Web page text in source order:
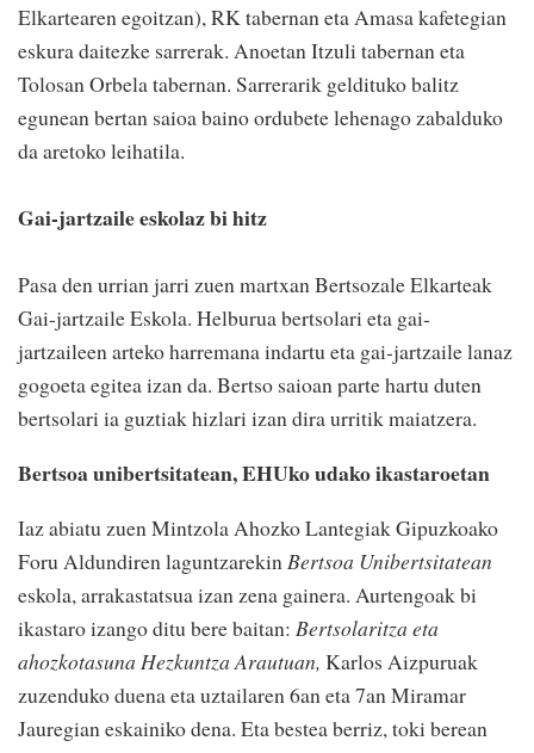
Elkartearen egoitzan), RK tabernan eta Amasa kafetegian
eskura daitezke sarrerak. Anoetan Itzuli tabernan eta
Tolosan Orbela tabernan. Sarrerarik geldituko balitz
egunean bertan saioa baino ordubete lehenago zabalduko
da aretoko leihatila.
Gai-jartzaile eskolaz bi hitz
Pasa den urrian jarri zuen martxan Bertsozale Elkarteak
Gai-jartzaile Eskola. Helburua bertsolari eta gai-
jartzaileen arteko harremana indartu eta gai-jartzaile lanaz
gogoeta egitea izan da. Bertso saioan parte hartu duten
bertsolari ia guztiak hizlari izan dira urritik maiatzera.
Bertsoa unibertsitatean, EHUko udako ikastaroetan
Iaz abiatu zuen Mintzola Ahozko Lantegiak Gipuzkoako
Foru Aldundiren laguntzarekin Bertsoa Unibertsitatean
eskola, arrakastatsua izan zena gainera. Aurtengoak bi
ikastaro izango ditu bere baitan: Bertsolaritza eta
ahozkotasuna Hezkuntza Arautuan, Karlos Aizpuruak
zuzenduko duena eta uztailaren 6an eta 7an Miramar
Jauregian eskainiko dena. Eta bestea berriz, toki berean